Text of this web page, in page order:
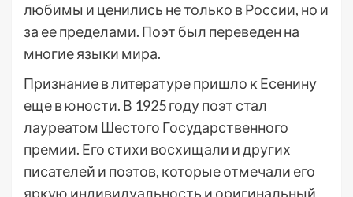
любимы и ценились не только в России, но и
за ее пределами. Поэт был переведен на
многие языки мира.
Признание в литературе пришло к Есенину
еще в юности. В 1925 году поэт стал
лауреатом Шестого Государственного
премии. Его стихи восхищали и других
писателей и поэтов, которые отмечали его
яркую индивидуальность и оригинальный